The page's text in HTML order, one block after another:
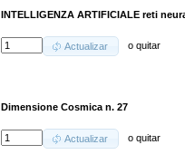
INTELLIGENZA ARTIFICIALE reti
Actualizar oquitar
Dimensione Cosmica n. 27
Actualizar oquitar